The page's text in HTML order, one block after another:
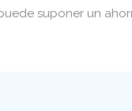
suponer un